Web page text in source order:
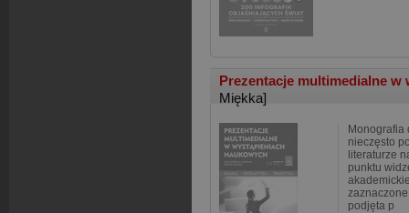
Prezentacje multimedialne
Miękka]
Monografia
nieczęsto
literaturze
punktu
podjęta p